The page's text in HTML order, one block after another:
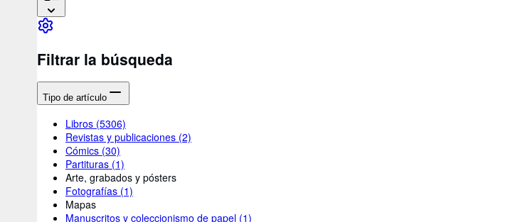
Filtrar la búsqueda
Tipo de artículo
Libros (5306)
Revistas y publicaciones (2)
Cómics (30)
Partituras (1)
Arte, grabados y pósters
Fotografías (1)
Mapas
Manuscritos y coleccionismo de papel (1)